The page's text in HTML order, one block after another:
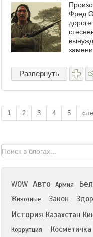
Фред
свою
Развернуть
1 2 3 4 5
WOW Авто Армия
Животные
Закон
История Казахстан
Коррупция Косметичка